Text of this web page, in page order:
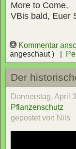
More to Come,
VBis bald, Euer
Kommentar
angeschaut ) |
Der
Donnerstag, April
Pflanzenschutz
gepostet von Nils